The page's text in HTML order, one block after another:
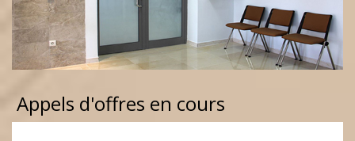
Appels d'offres en cours